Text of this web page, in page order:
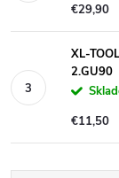
€29,90
XL-
2.GU90
€11,50